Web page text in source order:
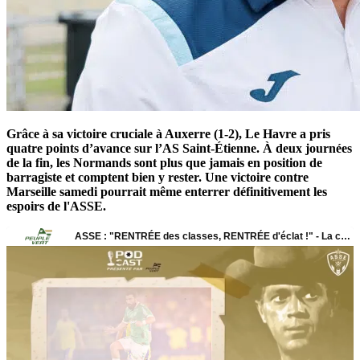
Grâce à sa victoire cruciale à Auxerre (1-2), Le Havre a pris
quatre points d’avance sur l’AS Saint-Étienne. À deux journées
de la fin, les Normands sont plus que jamais en position de
barragiste et comptent bien y rester. Une victoire contre
Marseille samedi pourrait même enterrer définitivement les
espoirs de l'ASSE.